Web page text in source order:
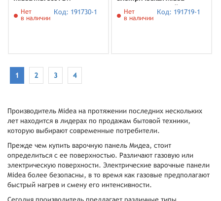
Нет
в наличии
Код: 191730-1
MCH64767F, черный
Нет
в наличии
Код: 191719-1
1 2 3 4
Производитель Midea на протяжении последних нескольких
лет находится в лидерах по продажам бытовой техники,
которую выбирают современные потребители.
Прежде чем купить варочную панель Мидеа, стоит
определиться с ее поверхностью. Различают газовую или
электрическую поверхности. Электрические варочные панели
Midea более безопасны, в то время как газовые предполагают
быстрый нагрев и смену его интенсивности.